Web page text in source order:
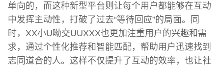
单向的，而这种新型平台则让每个用户都能够在互动
中发挥主动性，打破了过去“等待回应”的局面。同
时，XX小U呦交UUXXX也更加注重用户的兴趣和需
求，通过个性化推荐和智能匹配，帮助用户迅速找到
志同道合的人。这样不仅提升了互动的效率，也让社